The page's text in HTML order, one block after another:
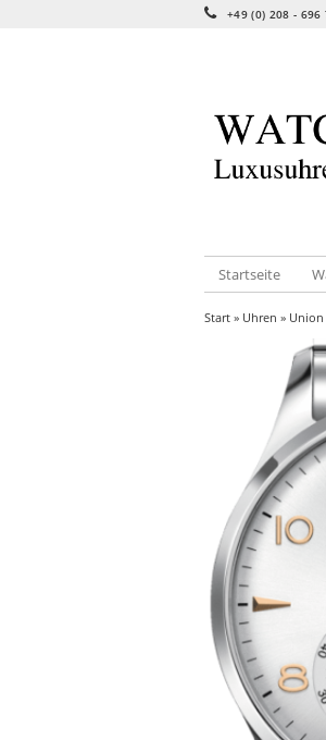
+49 (0) 208 - 696
Startseite
Start » Uhren »